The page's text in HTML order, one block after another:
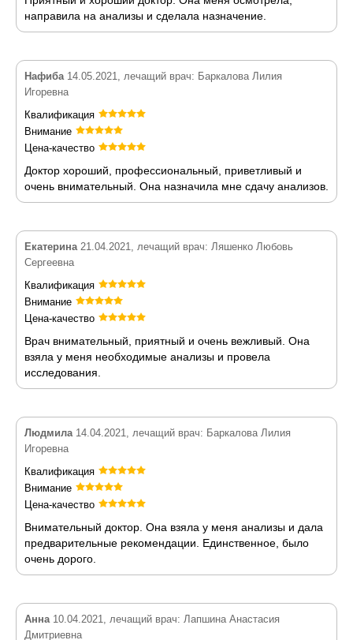
направила на анализы и сделала назначение.
Нафиба14.05.2021, лечащий врач: Баркалова Лилия
Игоревна
Квалификация
Внимание
Цена-качество
Доктор хороший, профессиональный, приветливый и
очень внимательный. Она назначила мне сдачу анализов.
Екатерина21.04.2021, лечащий врач: Ляшенко Любовь
Сергеевна
Квалификация
Внимание
Цена-качество
Врач внимательный, приятный и очень вежливый. Она
взяла у меня необходимые анализы и провела
исследования.
Людмила14.04.2021, лечащий врач: Баркалова Лилия
Игоревна
Квалификация
Внимание
Цена-качество
Внимательный доктор. Она взяла у меня анализы и дала
предварительные рекомендации. Единственное, было
очень дорого.
Анна10.04.2021, лечащий врач: Лапшина Анастасия
Дмитриевна